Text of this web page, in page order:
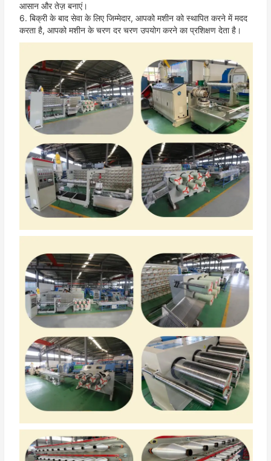
आसान और तेज़ बनाएं।
6. बिक्री के बाद सेवा के लिए जिम्मेदार, आपको मशीन को स्थापित करने में मदद
करता है, आपको मशीन के चरण दर चरण उपयोग करने का प्रशिक्षण देता है।